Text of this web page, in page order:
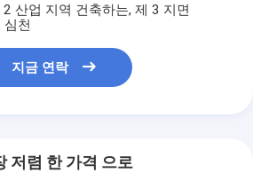
산업 지역 건축하는, 제 3 지면
심천
지금 연락
저렴 한 가격 으로